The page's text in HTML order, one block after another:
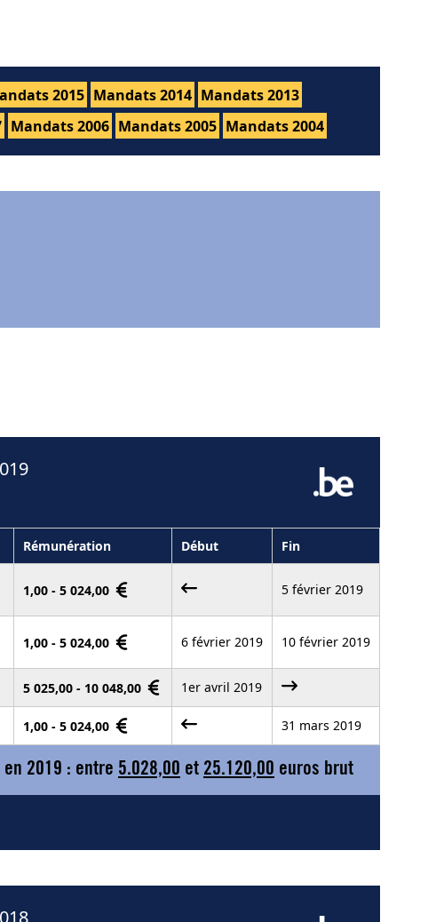
2015 Mandats 2014 Mandats 2013
Mandats 2006 Mandats 2005 Mandats 2004
Rémunération Début Fin
1,00 - 5 024,00 5 février 2019
1,00 - 5 024,00 6 février 2019 10 février 2019
5 025,00 - 10 048,00 1er avril 2019
1,00 - 5 024,00 31 mars 2019
2019 : entre 5.028,00 et 25.120,00 euros brut